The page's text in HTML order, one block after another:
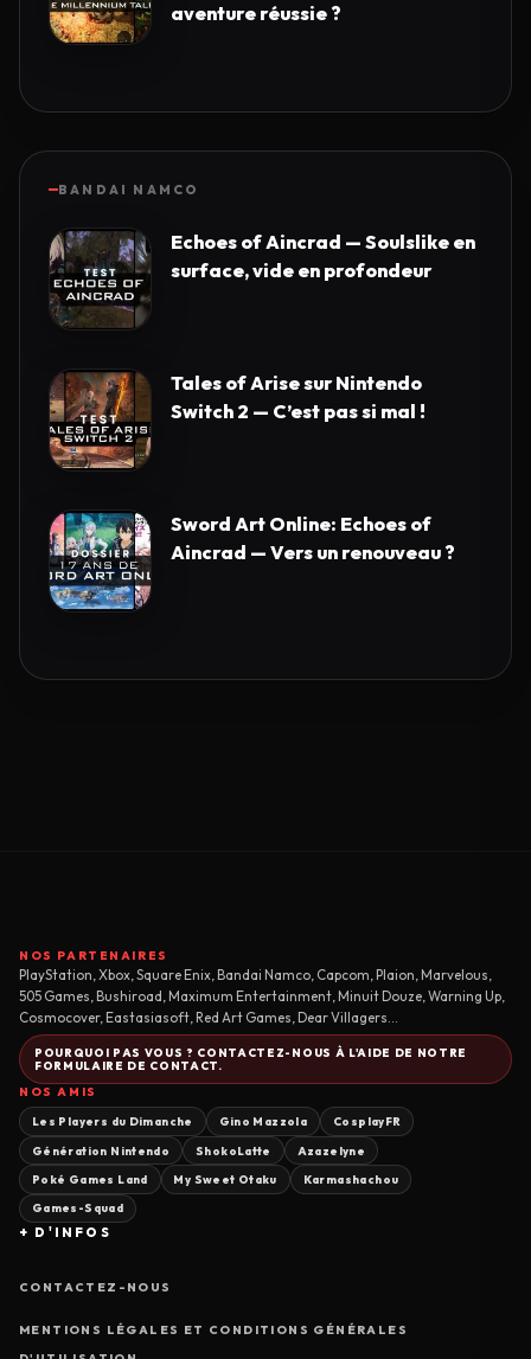
aventure réussie ?
BANDAI NAMCO
Echoes of Aincrad — Soulslike en
surface, vide en profondeur
Tales of Arise sur Nintendo
Switch 2 — C’est pas si mal !
Sword Art Online: Echoes of
Aincrad — Vers un renouveau ?
NOS PARTENAIRES
PlayStation, Xbox, Square Enix, Bandai Namco, Capcom, Plaion, Marvelous,
505 Games, Bushiroad, Maximum Entertainment, Minuit Douze, Warning Up,
Cosmocover, Eastasiasoft, Red Art Games, Dear Villagers...
POURQUOI PAS VOUS ? CONTACTEZ-NOUS À L'AIDE DE NOTRE
FORMULAIRE DE CONTACT.
NOS AMIS
Les Players du Dimanche Gino Mazzola CosplayFR
Génération Nintendo ShokoLatte Azazelyne
Poké Games Land My Sweet Otaku Karmashachou
Games-Squad
+ D'INFOS
CONTACTEZ-NOUS
MENTIONS LÉGALES ET CONDITIONS GÉNÉRALES